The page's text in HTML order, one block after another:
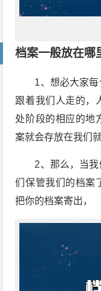
档案一般放在哪
1、想必大家
跟着我们人走的，
处阶段的相应的地
案就会存放在我们
2、那么，当
们保管我们的档案
把你的档案寄出，